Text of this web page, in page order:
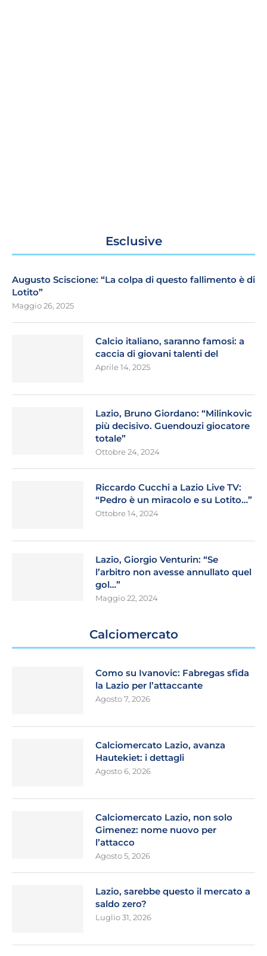
Esclusive
Augusto Sciscione: “La colpa di questo fallimento è di
Lotito”
Maggio 26, 2025
Calcio italiano, saranno famosi: a
caccia di giovani talenti del
Aprile 14, 2025
Lazio, Bruno Giordano: “Milinkovic
più decisivo. Guendouzi giocatore
totale”
Ottobre 24, 2024
Riccardo Cucchi a Lazio Live TV:
“Pedro è un miracolo e su Lotito…”
Ottobre 14, 2024
Lazio, Giorgio Venturin: “Se
l’arbitro non avesse annullato quel
gol…”
Maggio 22, 2024
Calciomercato
Como su Ivanovic: Fabregas sfida
la Lazio per l’attaccante
Agosto 7, 2026
Calciomercato Lazio, avanza
Hautekiet: i dettagli
Agosto 6, 2026
Calciomercato Lazio, non solo
Gimenez: nome nuovo per
l’attacco
Agosto 5, 2026
Lazio, sarebbe questo il mercato a
saldo zero?
Luglio 31, 2026